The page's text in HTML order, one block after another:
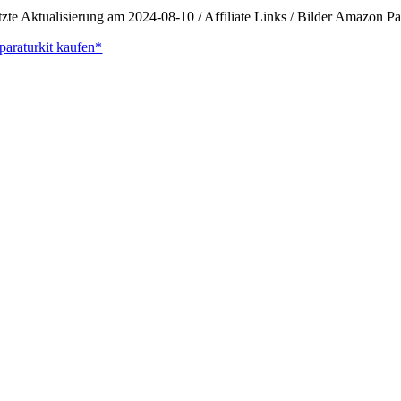
Aktualisierung am 2024-08-10 / Affiliate Links / Bilder Amazon
kaufen*